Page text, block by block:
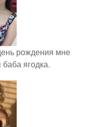
рождения мне
ягодка.